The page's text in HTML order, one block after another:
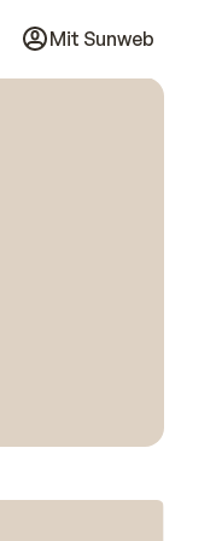
Mit Sunweb